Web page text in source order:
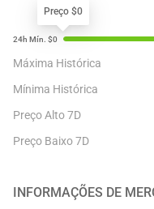
Preço $0
Máxima Histórica
Mínima Histórica
Preço Alto 7D
Preço Baixo 7D
INFORMAÇÕES DE